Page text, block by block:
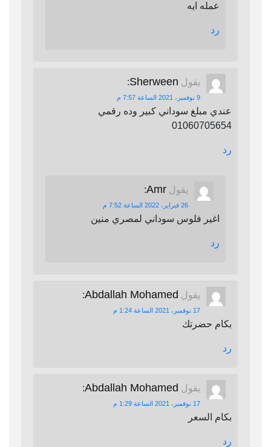
عمله ايه
رد
يقول Sherween
:
9 نوفمبر، 2021 الساعة 7:57 م
عندي مبلغ سوداني كبير وده رقمي
01060705654
رد
يقول Amr
:
26 فبراير، 2022 الساعة 7:52 م
اغير فلوس سوداني لمصري منين
رد
يقول Abdallah Mohamed
:
17 نوفمبر، 2021 الساعة 1:24 م
بكام حضرتك
رد
يقول Abdallah Mohamed
:
17 نوفمبر، 2021 الساعة 1:29 م
بكام السعر
رد